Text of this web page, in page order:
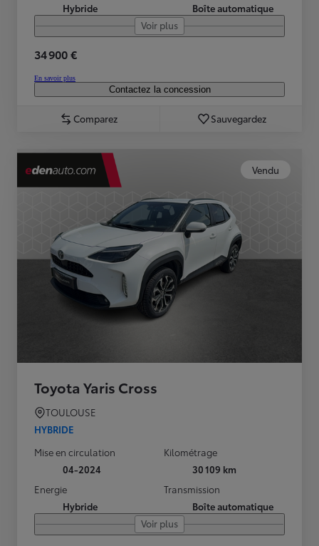
Hybride
Boîte automatique
Voir plus
34 900 €
En savoir plus
Contactez la concession
Comparez Sauvegardez
Vendu
Toyota Yaris Cross
TOULOUSE
HYBRIDE
Mise en circulation
04-2024
Kilométrage
30 109 km
Energie
Hybride
Transmission
Boîte automatique
Voir plus